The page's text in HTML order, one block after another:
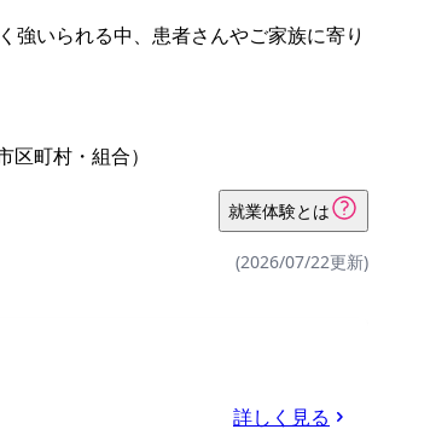
強いられる中、患者さんやご家族に寄り
町村・組合）
就業体験とは
(2026/07/22更新)
詳しく見る